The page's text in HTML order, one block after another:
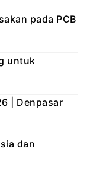
pada PCB
untuk
| Denpasar
dan